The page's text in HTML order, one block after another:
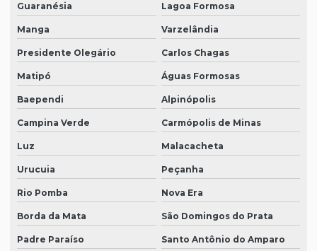
Guaranésia Lagoa Formosa
Manga Varzelândia
Presidente Olegário Carlos Chagas
Matipó Águas Formosas
Baependi Alpinópolis
Campina Verde Carmópolis de Minas
Luz Malacacheta
Urucuia Peçanha
Rio Pomba Nova Era
Borda da Mata São Domingos do Prata
Padre Paraíso Santo Antônio do Amparo